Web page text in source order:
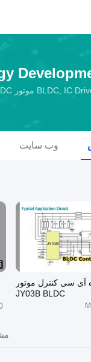
وب سایت
سی کنترل موتور
JY03B BLDC